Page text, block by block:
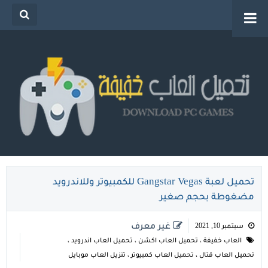
تحميل العاب خفيفة للكمبيوتر من ميديا فاير للاجهزة
الضعيفة
تحميل لعبة Gangstar Vegas للكمبيوتر وللاندرويد
مضغوطة بحجم صغير
سبتمبر 10, 2021
العاب خفيفة ، تحميل العاب اكشن ، تحميل العاب اندرويد ،
تحميل العاب قتال ، تحميل العاب كمبيوتر ، تنزيل العاب موبايل
غير معرف